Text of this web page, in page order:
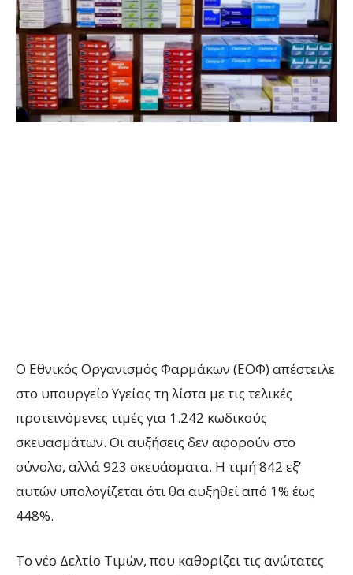
Ο Εθνικός Οργανισμός Φαρμάκων (ΕΟΦ) απέστειλε
στο υπουργείο Υγείας τη λίστα με τις τελικές
προτεινόμενες τιμές για 1.242 κωδικούς
σκευασμάτων. Οι αυξήσεις δεν αφορούν στο
σύνολο, αλλά 923 σκευάσματα. Η τιμή 842 εξ’
αυτών υπολογίζεται ότι θα αυξηθεί από 1% έως
448%.
Το νέο Δελτίο Τιμών, που καθορίζει τις ανώτατες